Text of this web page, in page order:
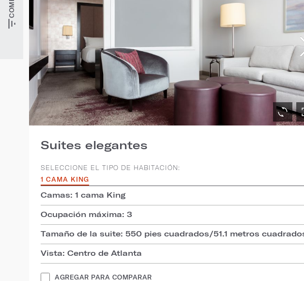
Suites elegantes
SELECCIONE EL TIPO DE HABITACIÓN:
1 CAMA KING
Camas: 1 cama King
Ocupación máxima: 3
Tamaño de la suite: 550 pies cuadrados/51.1 metros
Vista: Centro de Atlanta
AGREGAR PARA COMPARAR